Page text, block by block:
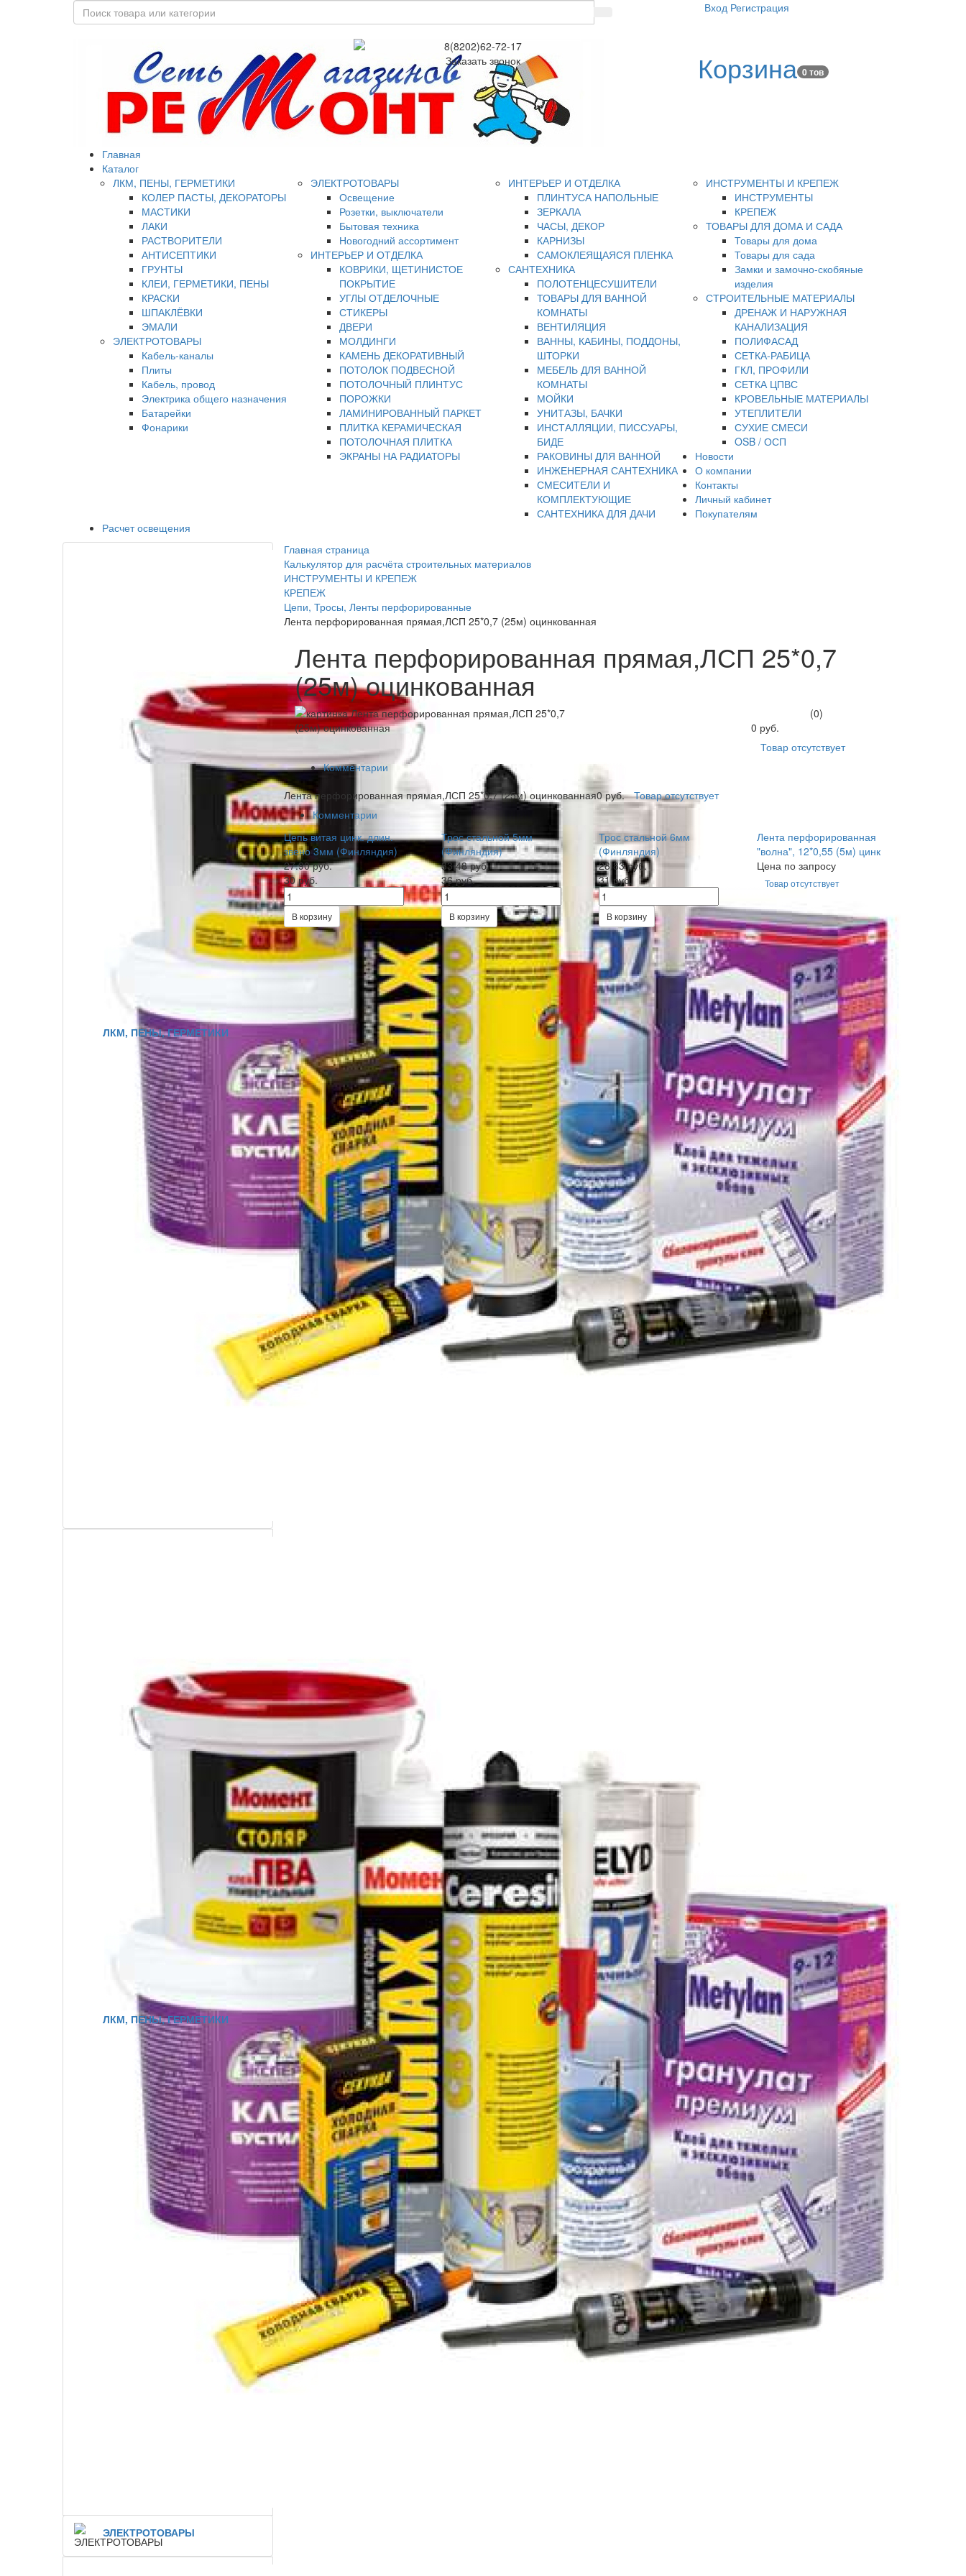
Вход Регистрация
8(8202)62-72-17
Заказать звонок
Корзина 0 тов
Главная
Каталог
ЛКМ, ПЕНЫ, ГЕРМЕТИКИ
КОЛЕР ПАСТЫ, ДЕКОРАТОРЫ
МАСТИКИ
ЛАКИ
РАСТВОРИТЕЛИ
АНТИСЕПТИКИ
ГРУНТЫ
КЛЕИ, ГЕРМЕТИКИ, ПЕНЫ
КРАСКИ
ШПАКЛЁВКИ
ЭМАЛИ
ЭЛЕКТРОТОВАРЫ
Кабель-каналы
Плиты
Кабель, провод
Электрика общего назначения
Батарейки
Фонарики
ЭЛЕКТРОТОВАРЫ
Освещение
Розетки, выключатели
Бытовая техника
Новогодний ассортимент
ИНТЕРЬЕР И ОТДЕЛКА
КОВРИКИ, ЩЕТИНИСТОЕ
ПОКРЫТИЕ
УГЛЫ ОТДЕЛОЧНЫЕ
СТИКЕРЫ
ДВЕРИ
МОЛДИНГИ
КАМЕНЬ ДЕКОРАТИВНЫЙ
ПОТОЛОК ПОДВЕСНОЙ
ПОТОЛОЧНЫЙ ПЛИНТУС
ПОРОЖКИ
ЛАМИНИРОВАННЫЙ ПАРКЕТ
ПЛИТКА КЕРАМИЧЕСКАЯ
ПОТОЛОЧНАЯ ПЛИТКА
ЭКРАНЫ НА РАДИАТОРЫ
ИНТЕРЬЕР И ОТДЕЛКА
ПЛИНТУСА НАПОЛЬНЫЕ
ЗЕРКАЛА
ЧАСЫ, ДЕКОР
КАРНИЗЫ
САМОКЛЕЯЩАЯСЯ ПЛЕНКА
САНТЕХНИКА
ПОЛОТЕНЦЕСУШИТЕЛИ
ТОВАРЫ ДЛЯ ВАННОЙ
КОМНАТЫ
ВЕНТИЛЯЦИЯ
ВАННЫ, КАБИНЫ, ПОДДОНЫ,
ШТОРКИ
МЕБЕЛЬ ДЛЯ ВАННОЙ
КОМНАТЫ
МОЙКИ
УНИТАЗЫ, БАЧКИ
ИНСТАЛЛЯЦИИ, ПИССУАРЫ,
БИДЕ
РАКОВИНЫ ДЛЯ ВАННОЙ
ИНЖЕНЕРНАЯ САНТЕХНИКА
СМЕСИТЕЛИ И
КОМПЛЕКТУЮЩИЕ
САНТЕХНИКА ДЛЯ ДАЧИ
ИНСТРУМЕНТЫ И КРЕПЕЖ
ИНСТРУМЕНТЫ
КРЕПЕЖ
ТОВАРЫ ДЛЯ ДОМА И САДА
Товары для дома
Товары для сада
Замки и замочно-скобяные
изделия
СТРОИТЕЛЬНЫЕ МАТЕРИАЛЫ
ДРЕНАЖ И НАРУЖНАЯ
КАНАЛИЗАЦИЯ
ПОЛИФАСАД
СЕТКА-РАБИЦА
ГКЛ, ПРОФИЛИ
СЕТКА ЦПВС
КРОВЕЛЬНЫЕ МАТЕРИАЛЫ
УТЕПЛИТЕЛИ
СУХИЕ СМЕСИ
OSB / ОСП
Новости
О компании
Контакты
Личный кабинет
Покупателям
Расчет освещения
ЛКМ, ПЕНЫ, ГЕРМЕТИКИ
ЛКМ, ПЕНЫ, ГЕРМЕТИКИ
ЭЛЕКТРОТОВАРЫ
Главная страница
Калькулятор для расчёта строительных материалов
ИНСТРУМЕНТЫ И КРЕПЕЖ
КРЕПЕЖ
Цепи, Тросы, Ленты перфорированные
Лента перфорированная прямая,ЛСП 25*0,7 (25м) оцинкованная
Лента перфорированная прямая,ЛСП 25*0,7
(25м) оцинкованная
(0)
0 руб.
Товар отсутствует
Комментарии
Лента перфорированная прямая,ЛСП 25*0,7 (25м) оцинкованная0 руб.
Товар отсутствует
Комментарии
Цепь витая цинк. длин.
звено 3мм (Финляндия)
27.90 руб.
30 руб.
В корзину
Трос стальной 5мм
(Финляндия)
33.48 руб.
36 руб.
В корзину
Трос стальной 6мм
(Финляндия)
28.83 руб.
31 руб.
В корзину
Лента перфорированная
"волна", 12*0,55 (5м) цинк
Цена по запросу
Товар отсутствует